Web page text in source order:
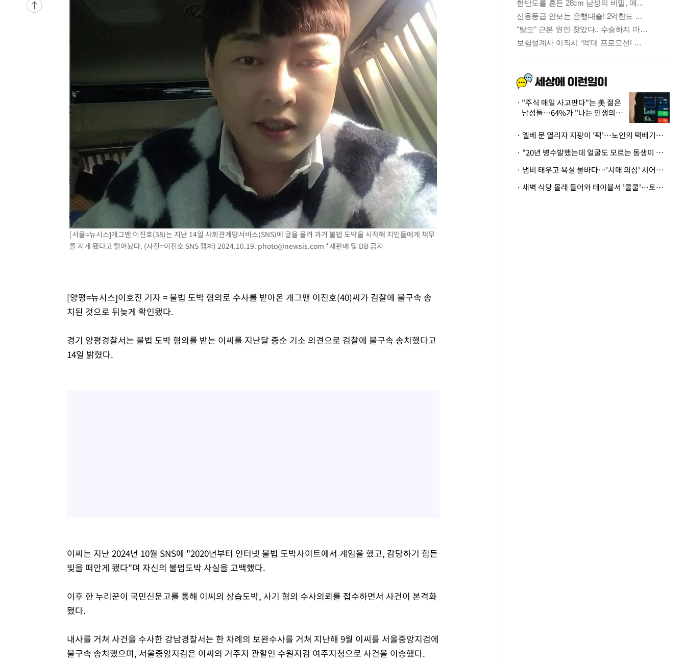
[서울=뉴시스]개그맨 이진호(38)는 지난 14일 사회관계망서비스(SNS)에 글을 올려 과거 불법 도박을 시작해 지인들에게 채무
를 지게 됐다고 털어놨다. (사진=이진호 SNS 캡처) 2024.10.19. photo@newsis.com *재판매 및 DB 금지
[양평=뉴시스]이호진 기자 = 불법 도박 혐의로 수사를 받아온 개그맨 이진호(40)씨가 검찰에 불구속 송
치된 것으로 뒤늦게 확인됐다.
경기 양평경찰서는 불법 도박 혐의를 받는 이씨를 지난달 중순 기소 의견으로 검찰에 불구속 송치했다고
14일 밝혔다.
이씨는 지난 2024년 10월 SNS에 "2020년부터 인터넷 불법 도박사이트에서 게임을 했고, 감당하기 힘든
빚을 떠안게 됐다"며 자신의 불법도박 사실을 고백했다.
이후 한 누리꾼이 국민신문고를 통해 이씨의 상습도박, 사기 혐의 수사의뢰를 접수하면서 사건이 본격화
됐다.
내사를 거쳐 사건을 수사한 강남경찰서는 한 차례의 보완수사를 거쳐 지난해 9월 이씨를 서울중앙지검에
불구속 송치했으며, 서울중앙지검은 이씨의 거주지 관할인 수원지검 여주지청으로 사건을 이송했다.
"주식 매일 사고판다"는 美 젊은
남성들…64%가 "나는 인생의
· 엘베 문 열리자 지팡이 '퍽'…노인의 택배기사 폭행 이유
· "20년 병수발했는데 얼굴도 모르는 동생이 유산 절반을"…배다른 형제 상속권 있을까
· 냄비 태우고 욕실 물바다…'치매 의심' 시어머니 검사 권유했다가 '날벼락'
· 새벽 식당 몰래 들어와 테이블서 '쿨쿨'…토사물 남기고 사라진 남성